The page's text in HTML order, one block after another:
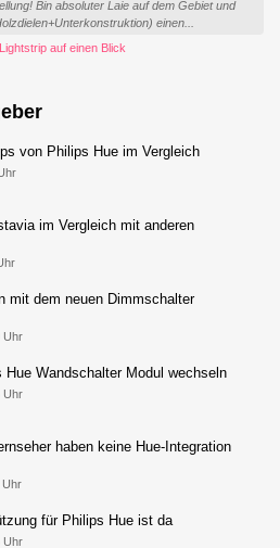
Bin absoluter Laie auf dem Gebiet und
einen...
auf einen Blick
von Philips Hue im Vergleich
im Vergleich mit anderen
mit dem neuen Dimmschalter
Uhr
Hue Wandschalter Modul wechseln
Uhr
haben keine Hue-Integration
Uhr
für Philips Hue ist da
Uhr